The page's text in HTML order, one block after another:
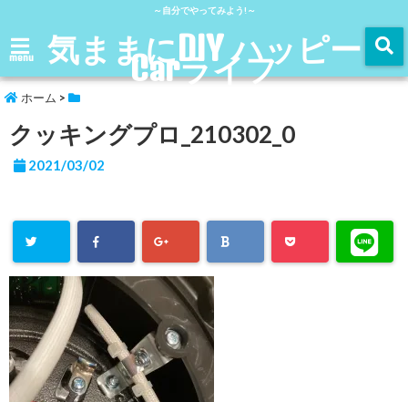
～自分でやってみよう!～
menu 気ままにDIY ハッピー
Carライフ
ホーム >
クッキングプロ_210302_0
2021/03/02